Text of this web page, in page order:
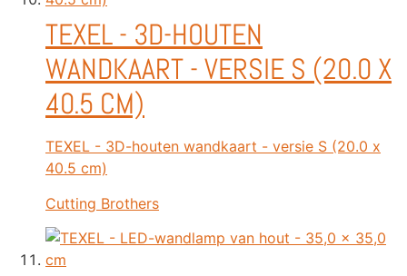
TEXEL - 3D-HOUTEN
WANDKAART - VERSIE S (20.0 X
40.5 CM)
TEXEL - 3D-houten wandkaart - versie S (20.0 x
40.5 cm)
Cutting Brothers